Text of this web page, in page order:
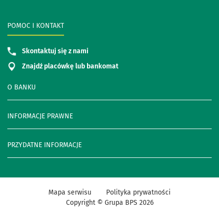
O BANKU
INFORMACJE PRAWNE
PRZYDATNE INFORMACJE
POMOC I KONTAKT
Skontaktuj się z nami
Znajdź placówkę lub bankomat
Mapa serwisu
Polityka prywatności
Copyright © Grupa BPS 2026